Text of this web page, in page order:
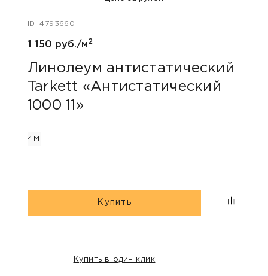
ID: 4793660
1 150 руб./м2
Линолеум антистатический
Tarkett «Антистатический
1000 11»
4М
Купить
Купить в один клик